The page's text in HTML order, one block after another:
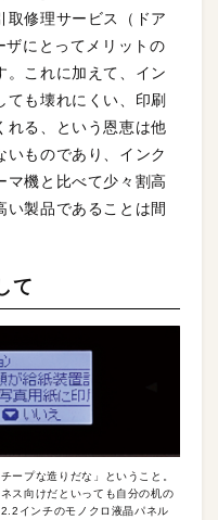
取修理サービス（ドア
にとってメリットの
。これに加えて、イン
も壊れにくい、印刷
れる、という恩恵は他
ものであり、インク
マ機と比べて少々割高
い製品であることは間
て
ープな造りだな」ということ。
ス向けだといっても自分の机の
インチのモノクロ液晶パネル